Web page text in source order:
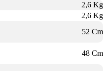
2,6 Kg
2,6 Kg
52 Cm
48 Cm